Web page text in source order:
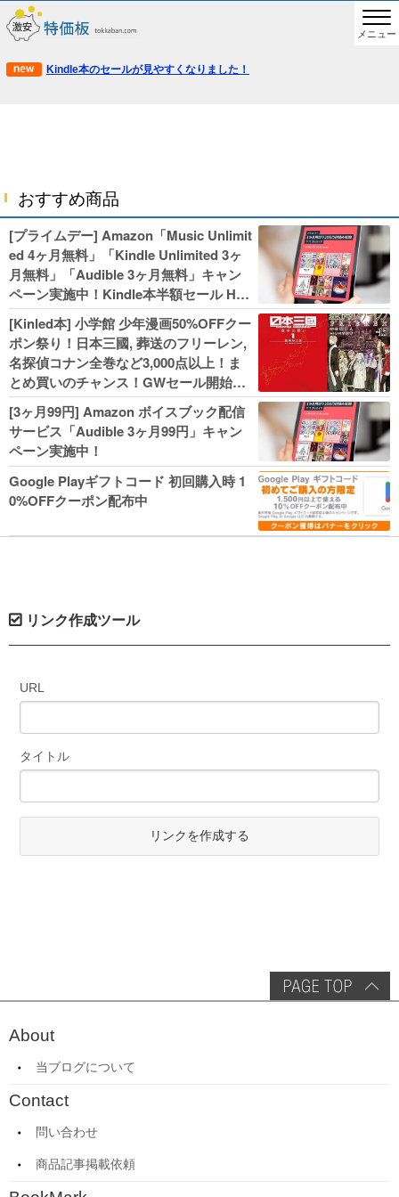
メニュー
Kindle本のセールが見やすくなりました！
おすすめ商品
[プライムデー] Amazon「Music Unlimit
ed 4ヶ月無料」「Kindle Unlimited 3ヶ
月無料」「Audible 3ヶ月無料」キャン
ペーン実施中！Kindle本半額セール HU
NTER×HUNTERなど集英社、無職転生,
幼女戦記などKADOKAWA、キャプテン
翼100円セールも！
[Kinled本] 小学館 少年漫画50%OFFクー
ポン祭り！日本三國, 葬送のフリーレン,
名探偵コナン全巻など3,000点以上！ま
とめ買いのチャンス！GWセール開始！
人気コミック多数 カドカワ祭やIT関連本
がセールに！
[3ヶ月99円] Amazon ボイスブック配信
サービス「Audible 3ヶ月99円」キャン
ペーン実施中！
Google Playギフトコード 初回購入時 1
0%OFFクーポン配布中
リンク作成ツール
URL
タイトル
リンクを作成する
About
当ブログについて
Contact
問い合わせ
商品記事掲載依頼